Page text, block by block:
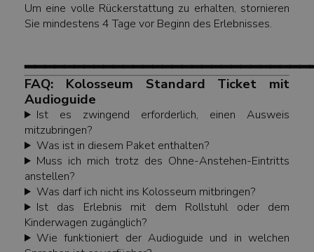
Um eine volle Rückerstattung zu erhalten, stornieren
Sie mindestens 4 Tage vor Beginn des Erlebnisses.
FAQ: Kolosseum Standard Ticket mit
Audioguide
Ist es zwingend erforderlich, einen Ausweis
mitzubringen?
Was ist in diesem Paket enthalten?
Muss ich mich trotz des Ohne-Anstehen-Eintritts
anstellen?
Was darf ich nicht ins Kolosseum mitbringen?
Ist das Erlebnis mit dem Rollstuhl oder dem
Kinderwagen zugänglich?
Wie funktioniert der Audioguide und in welchen